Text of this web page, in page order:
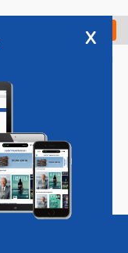
Check in
Vacatures
x